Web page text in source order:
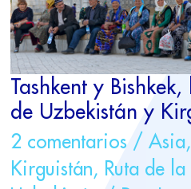
Tashkent y
de Uzbekistán y
2 comentarios / Asia,
Kirguistán, Ruta de la
Y
KIRGUISTÁN